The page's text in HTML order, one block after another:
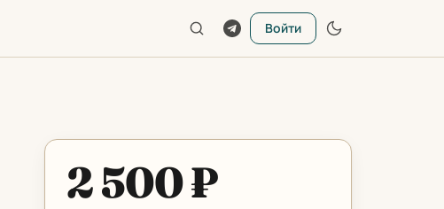
Войти
2 500 ₽